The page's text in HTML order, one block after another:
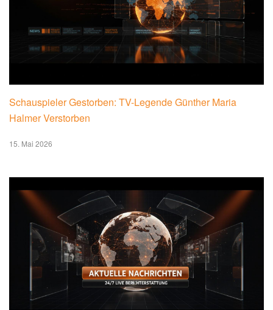
Schauspieler Gestorben: TV-Legende Günther Maria
Halmer Verstorben
15. Mai 2026